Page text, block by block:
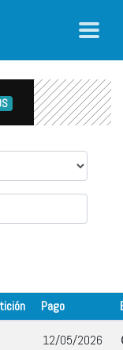
Pago
12/05/2026